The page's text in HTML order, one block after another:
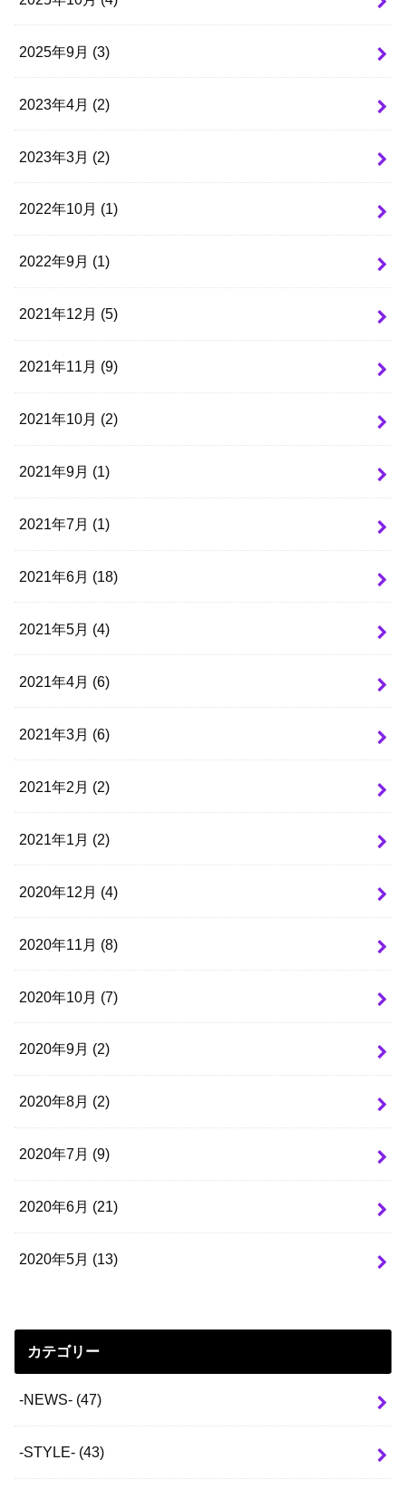
2025年9月 (3)
2023年4月 (2)
2023年3月 (2)
2022年10月 (1)
2022年9月 (1)
2021年12月 (5)
2021年11月 (9)
2021年10月 (2)
2021年9月 (1)
2021年7月 (1)
2021年6月 (18)
2021年5月 (4)
2021年4月 (6)
2021年3月 (6)
2021年2月 (2)
2021年1月 (2)
2020年12月 (4)
2020年11月 (8)
2020年10月 (7)
2020年9月 (2)
2020年8月 (2)
2020年7月 (9)
2020年6月 (21)
2020年5月 (13)
カテゴリー
-NEWS- (47)
-STYLE- (43)